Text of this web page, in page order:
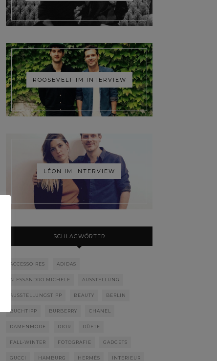
ROOSEVELT IM INTERVIEW
LÉON IM INTERVIEW
SCHLAGWÖRTER
ACCESSOIRES ADIDAS
ALESSANDRO MICHELE AUSSTELLUNG
AUSSTELLUNGSTIPP BEAUTY BERLIN
BUCHTIPP BURBERRY CHANEL
DAMENMODE DIOR DÜFTE
FALL-WINTER FOTOGRAFIE GADGETS
GUCCI HAMBURG HERMÈS INTERIEUR